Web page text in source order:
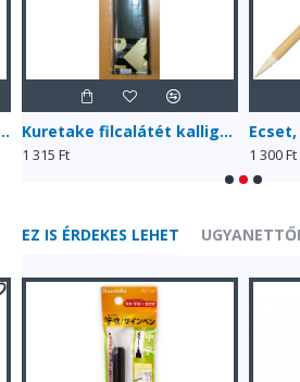
lapos, hanshi Kuretake filcalátét kalligráfiához (KA29-201)
1 315 Ft 1 300 Ft
EZ IS ÉRDEKES LEHET